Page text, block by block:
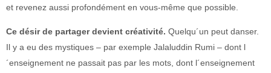
et revenez aussi profondément en vous-même que possible.
Ce désir de partager devient créativité. Quelqu´un peut danser.
Il y a eu des mystiques – par exemple Jalaluddin Rumi – dont l
´enseignement ne passait pas par les mots, dont l´enseignement